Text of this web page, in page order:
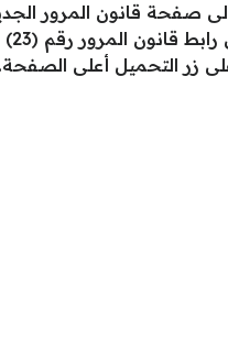
إلى صفحة قانون المرور
قانون المرور رقم (23) لسنة 2014.
زر التحميل أعلى